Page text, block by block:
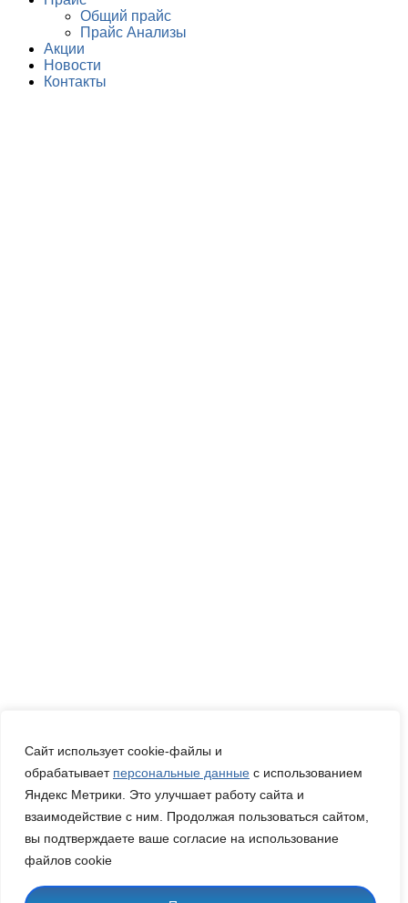
Сайт использует cookie-файлы и
обрабатывает персональные данные с использованием
Яндекс Метрики. Это улучшает работу сайта и
взаимодействие с ним. Продолжая пользоваться сайтом,
вы подтверждаете ваше согласие на использование
файлов cookie
Общий прайс
Прайс Анализы
Акции
Новости
Контакты